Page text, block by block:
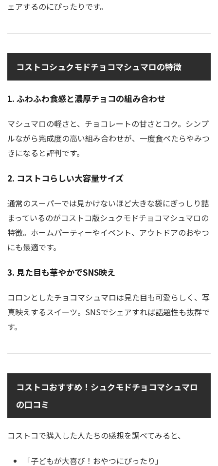
ェアするのにぴったりです。
コストコシュクモドチョコマシュマロの特徴
1. ふわふわ食感と濃厚チョコの組み合わせ
マシュマロの軽さと、チョコレートの甘さとコク。シンプ
ルながら完成度の高い組み合わせが、一度食べたらやみつ
きになると評判です。
2. コストコらしい大容量サイズ
通常のスーパーでは見かけないほど大きな袋にぎっしり詰
まっているのがコストコ版シュクモドチョコマシュマロの
特徴。ホームパーティーやイベント、アウトドアのおやつ
にも最適です。
3. 見た目も華やかでSNS映え
コロンとしたチョコマシュマロは見た目も可愛らしく、写
真映えするスイーツ。SNSでシェアすれば話題性も抜群で
す。
コストコおすすめ！シュクモドチョコマシュマロ
の口コミ
コストコで購入した人たちの感想を調べてみると、
「子どもが大喜び！おやつにぴったり」